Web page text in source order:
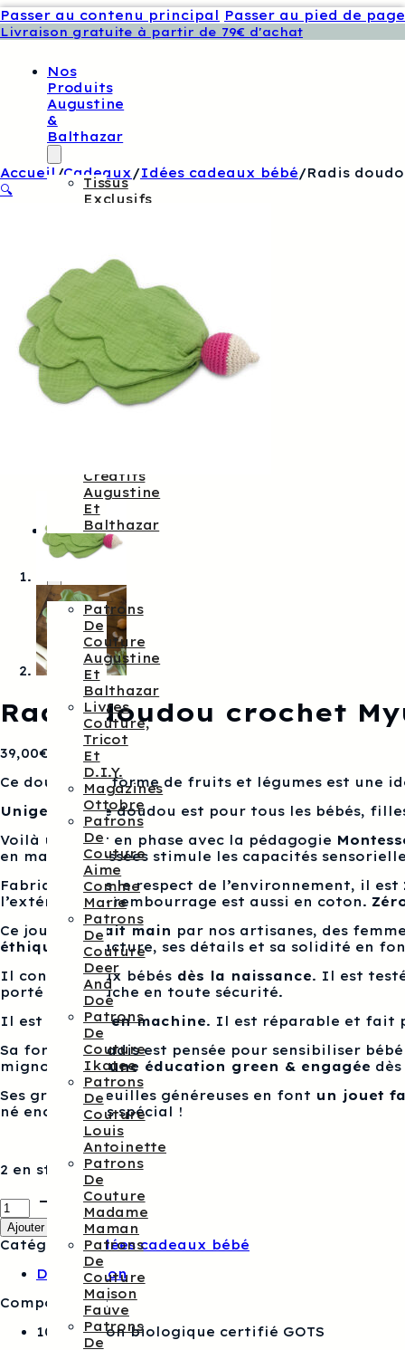
Passer au contenu principal Passer au pied de page
Livraison gratuite à partir de 79€ d'achat
Nos
Produits
Augustine
&
Balthazar
Tissus
Exclusifs
Patrons
De
Couture
Augustine
Et
Balthazar
Boutons
Et
Étiquettes
Augustine
Créatifs
Augustine
Et
Balthazar
Patrons
De
Couture
Patrons
De
Couture
Augustine
Et
Balthazar
Livres
Couture,
Tricot
Et
D.I.Y.
Magazines
Ottobre
Patrons
De
Couture
Aime
Comme
Marie
Patrons
De
Couture
Deer
And
Doe
Patrons
De
Couture
Ikatee
Patrons
De
Couture
Louis
Antoinette
Patrons
De
Couture
Madame
Maman
Patrons
De
Couture
Maison
Fauve
Patrons
De
Accueil /Cadeaux/Idées cadeaux bébé/Radis
🔍
Radis doudou crochet
39,00€
Ce doudou en forme de fruits et légumes est une
Unigender, ce doudou est pour tous les bébés,
Voilà un jouet en phase avec la pédagogie
en mailles tressées stimule les capacités
Fabriqué dans le respect de l’environnement, il est
l’extérieur. Le rembourrage est aussi en coton.
Ce jouet estfait main par nos artisanes, des
éthique
. Sa facture, ses détails et sa solidité en
Il convient aux bébés dès la naissance. Il est
porté à la bouche en toute sécurité.
Il est
lavable en machine. Il est réparable et fait
Sa forme de radis est pensée pour sensibiliser
mignon
pour une éducation green & engagée
Ses grandes feuilles généreuses en font un jouet
né encore plus spécial !
2 en stock
quantité
de
Radis
doudou
Myum
Ajouter au panier
Catégorie :Idées cadeaux bébé
Description
Composition :
100% coton biologique certifié GOTS